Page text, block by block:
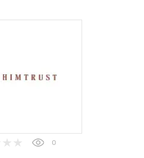
0